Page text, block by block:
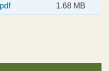
1.68 MB